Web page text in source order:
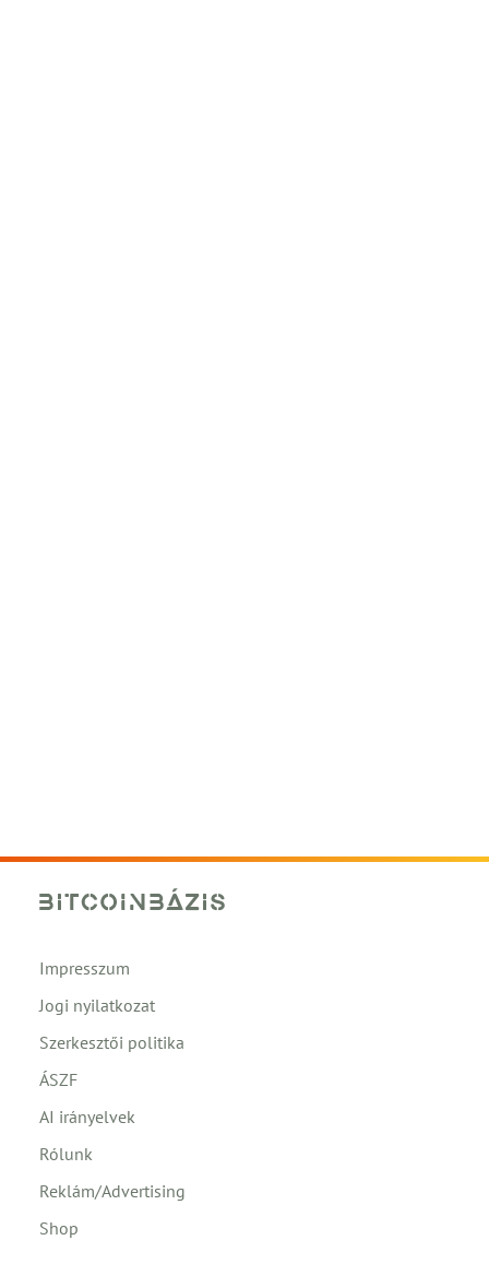
Impresszum
Jogi nyilatkozat
Szerkesztői politika
ÁSZF
AI irányelvek
Rólunk
Reklám/Advertising
Shop